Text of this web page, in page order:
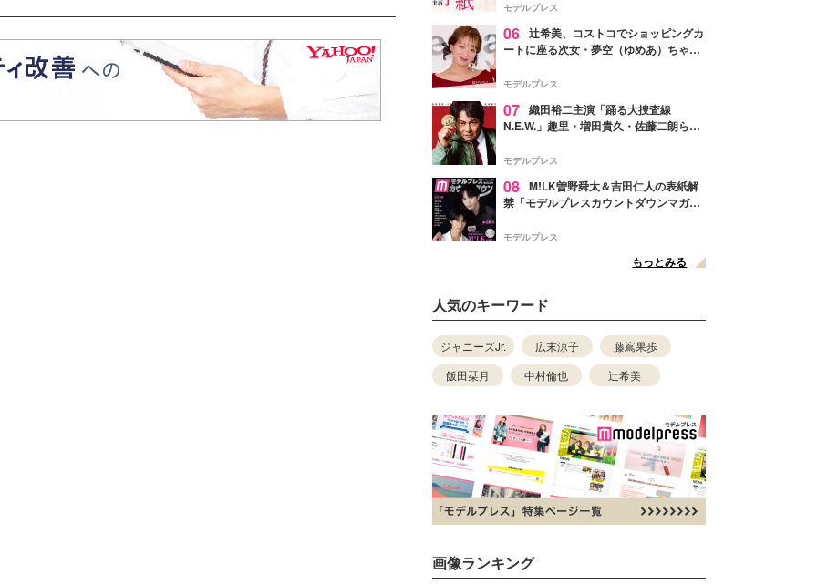
モデルプレス
06 辻希美、コストコでショッピングカ
ートに座る次女・夢空（ゆめあ）ちゃん
ぎ」「成長を感じる」の声
モデルプレス
07 織田裕二主演「踊る大捜査線
N.E.W.」趣里・増田貴久・佐藤二朗ら新
徴する“謎のキーワード”も
モデルプレス
08 M!LK曽野舜太＆吉田仁人の表紙解
禁「モデルプレスカウントダウンマガジ
モデルプレス
もっとみる
人気のキーワード
ジャニーズJr. 広末涼子
藤嶌果歩
飯田栞月
中村倫也 辻希美
画像ランキング